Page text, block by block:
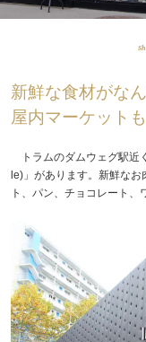
新鮮な食材がな
屋内マーケットも
トラムのダムウェグ駅近
le)」があります。新鮮なお
ト、パン、チョコレート